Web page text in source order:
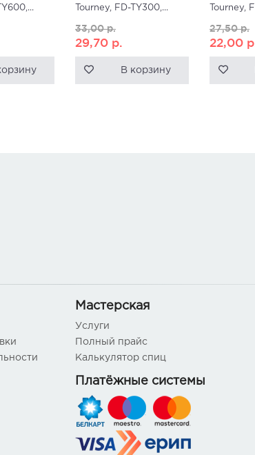
Tourney, FD-TY300,...
33,00р.
29,70 р.
В корзину
Tourney,
27,50р.
22,00
Мастерская
Услуги
Полный прайс
Калькулятор спиц
Платёжные системы